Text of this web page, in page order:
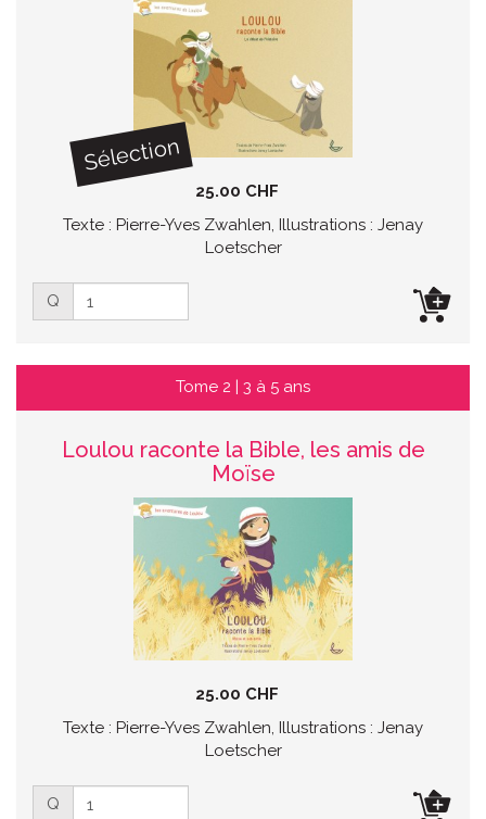
Sélection
25.00 CHF
Texte : Pierre-Yves Zwahlen, Illustrations : Jenay
Loetscher
Q
Tome 2 | 3 à 5 ans
Loulou raconte la Bible, les amis de
Moïse
25.00 CHF
Texte : Pierre-Yves Zwahlen, Illustrations : Jenay
Loetscher
Q